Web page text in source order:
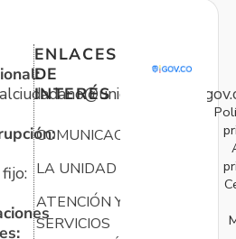
ENLACES
DE
INTERÉS
COMUNICACIONES
LA UNIDAD
ATENCIÓN Y
SERVICIOS